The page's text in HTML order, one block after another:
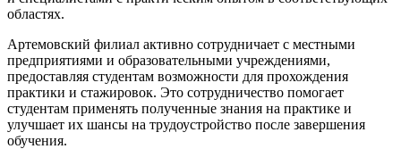
областях.
Артемовский филиал активно сотрудничает с местными
предприятиями и образовательными учреждениями,
предоставляя студентам возможности для прохождения
практики и стажировок. Это сотрудничество помогает
студентам применять полученные знания на практике и
улучшает их шансы на трудоустройство после завершения
обучения.